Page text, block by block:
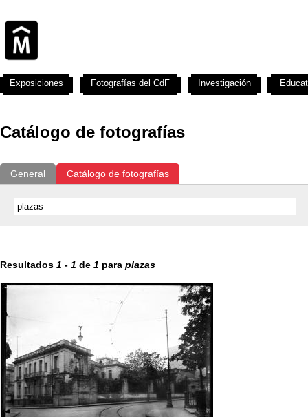
Catálogo de fotografías
General Catálogo de fotografías
Resultados 1 - 1 de 1 para plazas
Exposiciones Fotografías del CdF Investigación